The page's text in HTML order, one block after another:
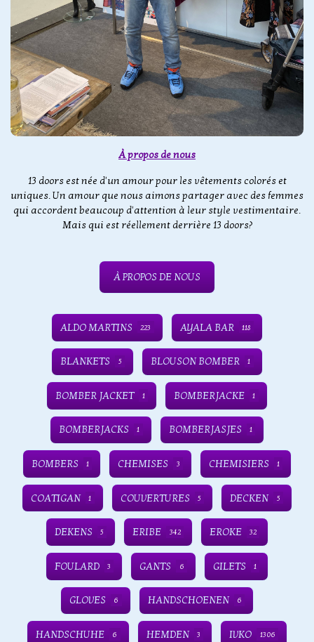
À propos de nous
13 doors est née d'un amour pour les vêtements colorés et
uniques. Un amour que nous aimons partager avec des femmes
qui accordent beaucoup d'attention à leur style vestimentaire.
Mais qui est réellement derrière 13 doors?
À PROPOS DE NOUS
ALDO MARTINS 223 AYALA BAR 118
BLANKETS 5 BLOUSON BOMBER 1
BOMBER JACKET 1 BOMBERJACKE 1
BOMBERJACKS 1 BOMBERJASJES 1
BOMBERS 1 CHEMISES 3 CHEMISIERS 1
COATIGAN 1 COUVERTURES 5 DECKEN 5
DEKENS 5 ERIBE 342 EROKE 32
FOULARD 3 GANTS 6 GILETS 1
GLOVES 6 HANDSCHOENEN 6
HANDSCHUHE 6 HEMDEN 3 IVKO 1306